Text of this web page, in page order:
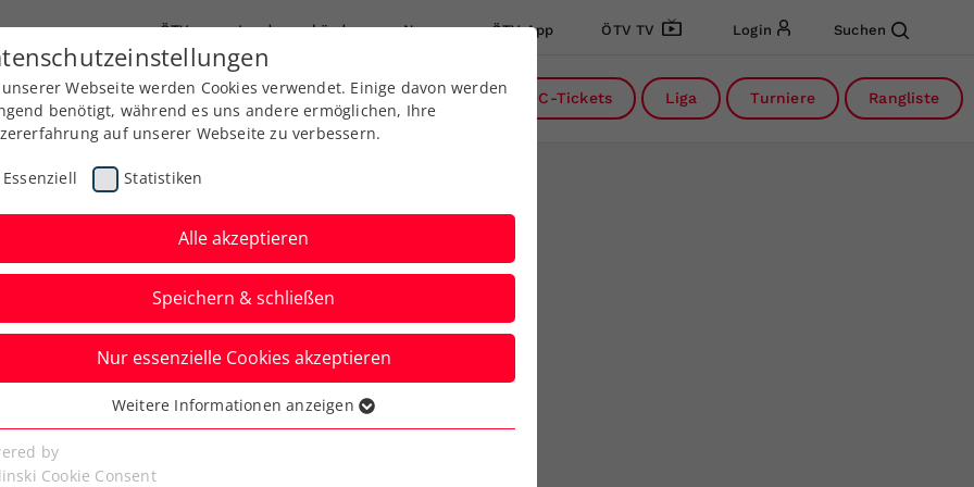
ÖTV Landesverbände News ÖTV App ÖTV TV Login Suchen
Ausbildung Services Über uns Kreise DC-Tickets Liga Turniere Rangliste
Linz: Vekic
Webseite werden Cookies verwendet. Einige davon werden
benötigt, während es uns andere ermöglichen, Ihre
auf unserer Webseite zu verbessern.
Essenziell Statistiken
Alle akzeptieren
Speichern & schließen
Nur essenzielle Cookies akzeptieren
Cookies werden für grundlegende Funktionen der
benötigt. Dadurch ist gewährleistet, dass die Webseite
Weitere Informationen anzeigen
by
Cookie Consent